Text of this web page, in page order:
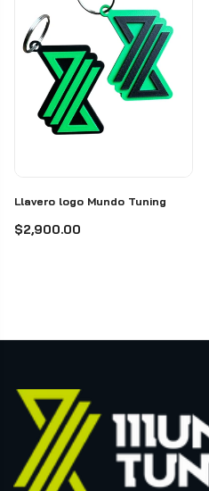
Llavero logo Mundo Tuning
$2,900.00